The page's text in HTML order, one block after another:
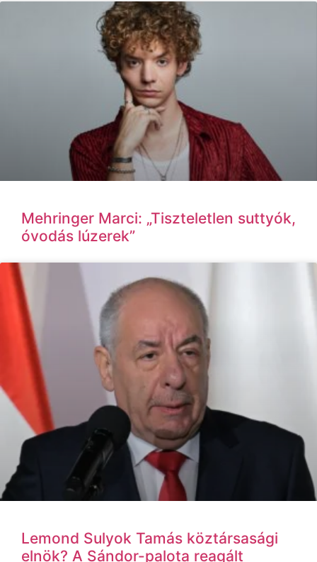
Mehringer Marci: „Tiszteletlen suttyók,
óvodás lúzerek”
Lemond Sulyok Tamás köztársasági
elnök? A Sándor-palota reagált